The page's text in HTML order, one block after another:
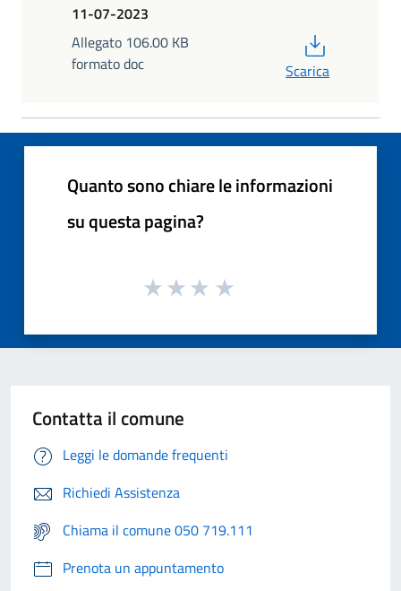
11-07-2023
Allegato 106.00 KB
formato doc
Scarica
Quanto sono chiare le informazioni
su questa pagina?
Contatta il comune
Leggi le domande frequenti
Richiedi Assistenza
Chiama il comune 050 719.111
Prenota un appuntamento